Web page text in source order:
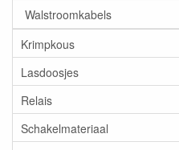
Walstroomkabels
Krimpkous
Lasdoosjes
Relais
Schakelmateriaal